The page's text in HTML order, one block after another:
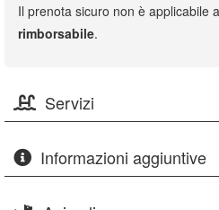
Il prenota sicuro non è applicabile
rimborsabile.
Servizi
Informazioni aggiuntive